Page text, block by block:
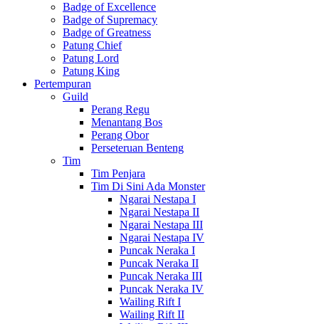
Badge of Excellence
Badge of Supremacy
Badge of Greatness
Patung Chief
Patung Lord
Patung King
Pertempuran
Guild
Perang Regu
Menantang Bos
Perang Obor
Perseteruan Benteng
Tim
Tim Penjara
Tim Di Sini Ada Monster
Ngarai Nestapa I
Ngarai Nestapa II
Ngarai Nestapa III
Ngarai Nestapa IV
Puncak Neraka I
Puncak Neraka II
Puncak Neraka III
Puncak Neraka IV
Wailing Rift I
Wailing Rift II